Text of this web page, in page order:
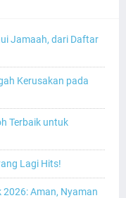
Jamaah, dari Daftar
Kerusakan pada
Terbaik untuk
Lagi Hits!
2026: Aman, Nyaman